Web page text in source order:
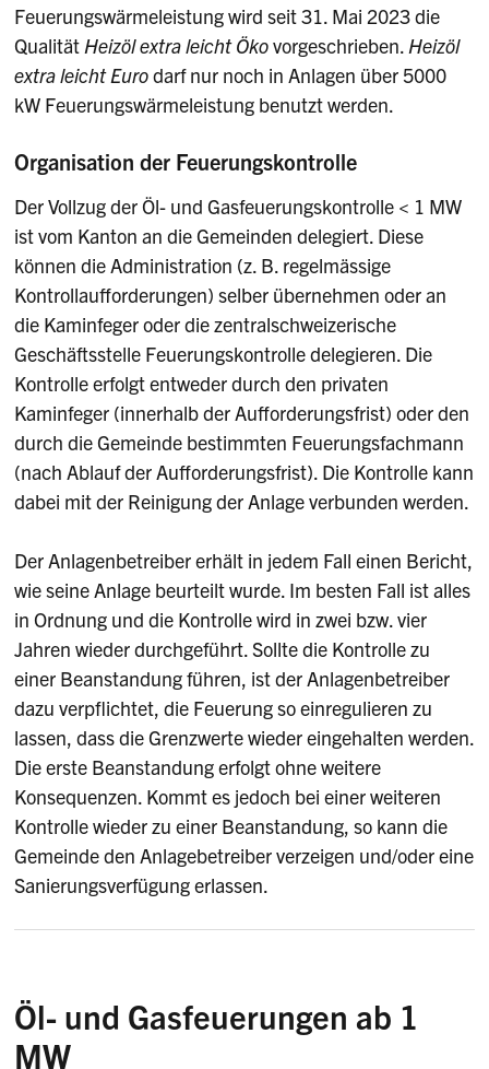
Feuerungswärmeleistung wird seit 31. Mai 2023 die
Qualität Heizöl extra leicht Ökovorgeschrieben. Heizöl
extra leicht Eurodarf nur noch in Anlagen über 5000
kW Feuerungswärmeleistung benutzt werden.
Organisation der Feuerungskontrolle
Der Vollzug der Öl- und Gasfeuerungskontrolle < 1 MW
ist vom Kanton an die Gemeinden delegiert. Diese
können die Administration (z. B. regelmässige
Kontrollaufforderungen) selber übernehmen oder an
die Kaminfeger oder die zentralschweizerische
Geschäftsstelle Feuerungskontrolle delegieren. Die
Kontrolle erfolgt entweder durch den privaten
Kaminfeger (innerhalb der Aufforderungsfrist) oder den
durch die Gemeinde bestimmten Feuerungsfachmann
(nach Ablauf der Aufforderungsfrist). Die Kontrolle kann
dabei mit der Reinigung der Anlage verbunden werden.
Der Anlagenbetreiber erhält in jedem Fall einen Bericht,
wie seine Anlage beurteilt wurde. Im besten Fall ist alles
in Ordnung und die Kontrolle wird in zwei bzw. vier
Jahren wieder durchgeführt. Sollte die Kontrolle zu
einer Beanstandung führen, ist der Anlagenbetreiber
dazu verpflichtet, die Feuerung so einregulieren zu
lassen, dass die Grenzwerte wieder eingehalten werden.
Die erste Beanstandung erfolgt ohne weitere
Konsequenzen. Kommt es jedoch bei einer weiteren
Kontrolle wieder zu einer Beanstandung, so kann die
Gemeinde den Anlagebetreiber verzeigen und/oder eine
Sanierungsverfügung erlassen.
Öl- und Gasfeuerungen ab 1
MW